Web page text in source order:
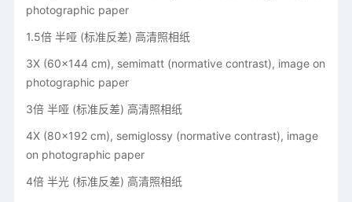
photographic paper
1.5倍 半哑 (标准反差) 高清照相纸
3X (60x144 cm), semimatt (normative contrast), image on
photographic paper
3倍 半哑 (标准反差) 高清照相纸
4X (80x192 cm), semiglossy (normative contrast), image
on photographic paper
4倍 半光 (标准反差) 高清照相纸